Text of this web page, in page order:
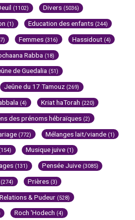
(1102) Divers (5036)
(1) Education des enfants (244)
Femmes (316) Hassidout (4)
Rabba (18)
de Guedalia (51)
Jeûne du 17 Tamouz (269)
(4) Kriat haTorah (220)
des prénoms hébraïques (2)
(772) Mélanges lait/viande (1)
Musique juive (1)
(131) Pensée Juive (3085)
(274) Prières (3)
Relations & Pudeur (528)
Roch 'Hodech (4)